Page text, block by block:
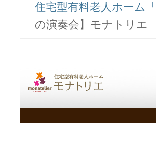
住宅型有料老人ホーム
の演奏会】モナトリエ